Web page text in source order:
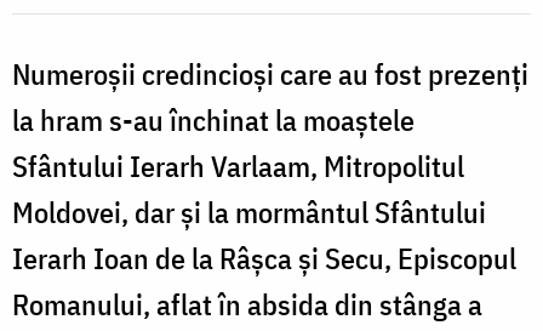
Numeroșii credincioşi care au fost prezenţi
la hram s-au închinat la moaştele
Sfântului Ierarh Varlaam, Mitropolitul
Moldovei, dar şi la mormântul Sfântului
Ierarh Ioan de la Râşca şi Secu, Episcopul
Romanului, aflat în absida din stânga a